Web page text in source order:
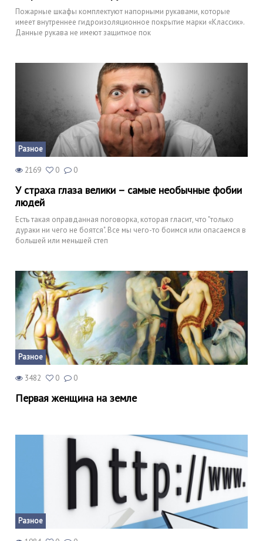
Пожарные шкафы комплектуют напорными рукавами, которые
имеет внутреннее гидроизоляционное покрытие марки «Классик».
Данные рукава не имеют защитное пок
Разное
2169 0 0
У страха глаза велики – самые необычные фобии
людей
Есть такая оправданная поговорка, которая гласит, что "только
дураки ни чего не боятся". Все мы чего-то боимся или опасаемся в
большей или меньшей степ
Разное
3482 0 0
Первая женщина на земле
Разное